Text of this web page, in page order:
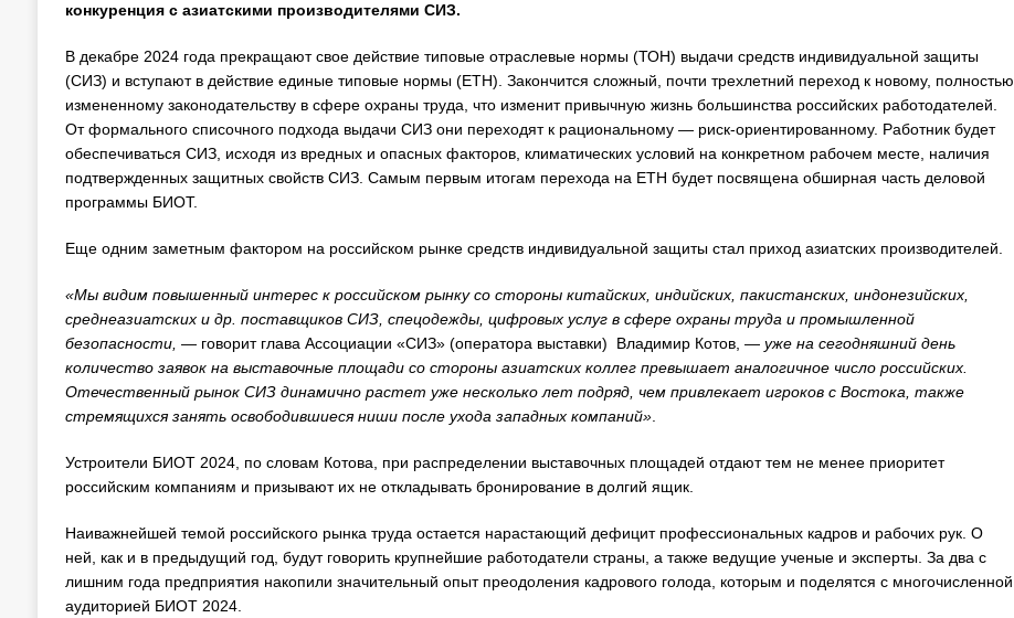
конкуренция с азиатскими производителями СИЗ.
В декабре 2024 года прекращают свое действие типовые отраслевые нормы (ТОН) выдачи средств индивидуальной защиты
(СИЗ) и вступают в действие единые типовые нормы (ЕТН). Закончится сложный, почти трехлетний переход к новому, полностью
измененному законодательству в сфере охраны труда, что изменит привычную жизнь большинства российских работодателей.
От формального списочного подхода выдачи СИЗ они переходят к рациональному — риск-ориентированному. Работник будет
обеспечиваться СИЗ, исходя из вредных и опасных факторов, климатических условий на конкретном рабочем месте, наличия
подтвержденных защитных свойств СИЗ. Самым первым итогам перехода на ЕТН будет посвящена обширная часть деловой
программы БИОТ.
Еще одним заметным фактором на российском рынке средств индивидуальной защиты стал приход азиатских производителей.
«Мы видим повышенный интерес к российском рынку со стороны китайских, индийских, пакистанских, индонезийских,
среднеазиатских и др. поставщиков СИЗ, спецодежды, цифровых услуг в сфере охраны труда и промышленной
безопасности, — говорит глава Ассоциации «СИЗ» (оператора выставки) Владимир Котов, — уже на сегодняшний день
количество заявок на выставочные площади со стороны азиатских коллег превышает аналогичное число российских.
Отечественный рынок СИЗ динамично растет уже несколько лет подряд, чем привлекает игроков с Востока, также
стремящихся занять освободившиеся ниши после ухода западных компаний».
Устроители БИОТ 2024, по словам Котова, при распределении выставочных площадей отдают тем не менее приоритет
российским компаниям и призывают их не откладывать бронирование в долгий ящик.
Наиважнейшей темой российского рынка труда остается нарастающий дефицит профессиональных кадров и рабочих рук. О
ней, как и в предыдущий год, будут говорить крупнейшие работодатели страны, а также ведущие ученые и эксперты. За два с
лишним года предприятия накопили значительный опыт преодоления кадрового голода, которым и поделятся с многочисленной
аудиторией БИОТ 2024.